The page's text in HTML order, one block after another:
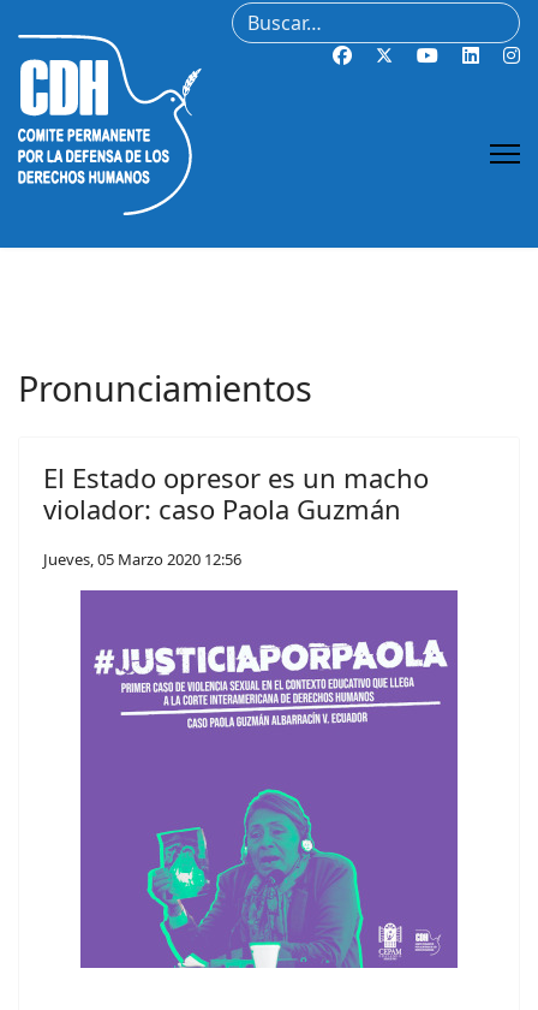
Buscar
Pronunciamientos
El Estado opresor es un macho
violador: caso Paola Guzmán
Jueves, 05 Marzo 2020 12:56